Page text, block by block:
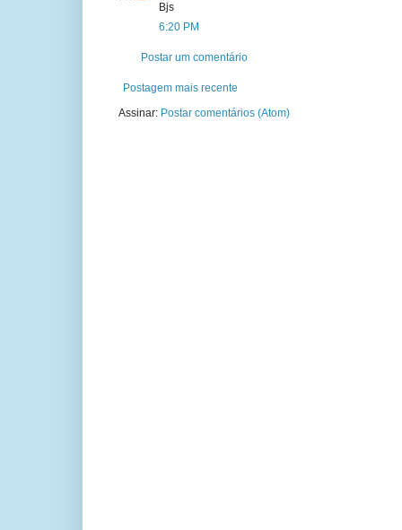
Bjs
6:20 PM
Postar um comentário
Postagem mais recente
Assinar: Postar comentários (Atom)